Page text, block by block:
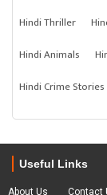
Hindi Thriller
Hindi Animals
Hindi Crime Stories
Useful Links
About Us Contact